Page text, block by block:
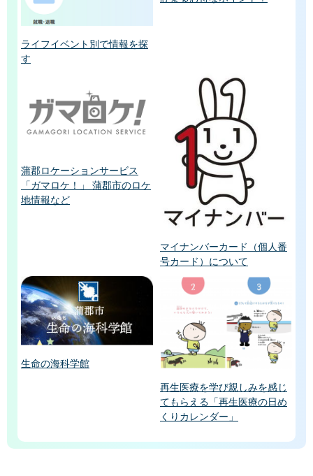
ライフイベント別で情報を探
す
蒲郡ロケーションサービス
「ガマロケ！」 蒲郡市のロケ
地情報など
マイナンバーカード（個人番
号カード）について
生命の海科学館
再生医療を学び親しみを感じ
てもらえる「再生医療の日め
くりカレンダー」